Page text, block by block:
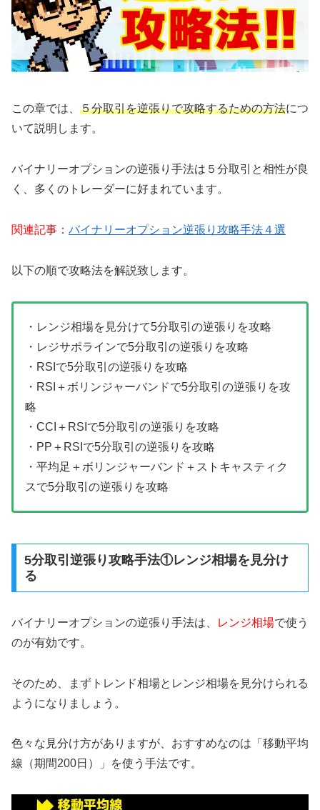
この章では、 ５分取引を逆張りで攻略するための方法につ
いて説明します。
バイナリーオプションの逆張り手法は５分取引と相性が良
く、多くのトレーダーに好まれています。
関連記事： バイナリーオプション逆張り攻略手法４選
以下の順で攻略法を解説致します。
・レンジ相場を見分けて5分取引の逆張りを攻略
・レジサポラインで5分取引の逆張りを攻略
・RSIで5分取引の逆張りを攻略
・RSI＋ボリンジャーバンドで5分取引の逆張りを攻
略
・CCI＋RSIで5分取引の逆張りを攻略
・PP＋RSIで5分取引の逆張りを攻略
・平均足＋ボリンジャーバンド＋ストキャスティク
スで5分取引の逆張りを攻略
5分取引逆張り攻略手法①レンジ相場を見分け
る
バイナリーオプションの逆張り手法は、 レンジ相場で使う
のが有効です。
そのため、まずトレンド相場とレンジ相場を見分けられる
ようになりましょう。
色々な見分け方がありますが、おすすめなのは「移動平均
線（期間200日）」を使う手法です。